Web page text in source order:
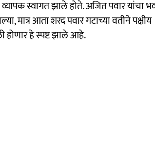
स्वागत झाले होते. अजित पवार यांचा
मात्र आता शरद पवार गटाच्या वतीने पक्षीय
हे स्पष्ट झाले आहे.